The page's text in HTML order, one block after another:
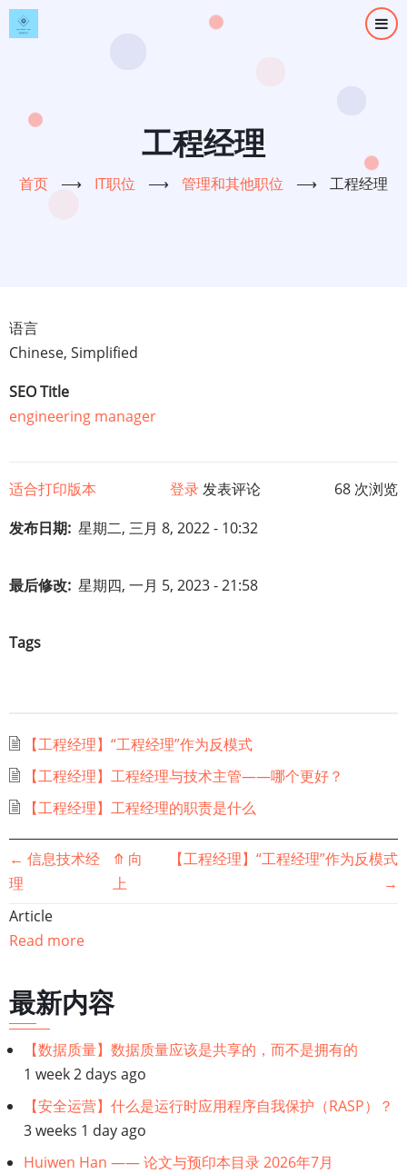
跳
转
工程经理
首页 ⟶ IT职位 ⟶ 管理和其他职位 ⟶ 工程经理
语言
Chinese, Simplified
SEO Title
engineering manager
适合打印版本 登录发表评论
68 次浏览
发布日期 星期二, 三月 8, 2022 - 10:32
最后修改 星期四, 一月 5, 2023 - 21:58
Tags
【工程经理】“工程经理”作为反模式
【工程经理】工程经理与技术主管——哪个更好？
【工程经理】工程经理的职责是什么
书
遍
历
链
接：
工
程
← 信息技术经
理
⤊ 向
上
【工程经理】“工程经理”作为反模式
→
Article
Read more
最新内容
【数据质量】数据质量应该是共享的，而不是拥有的
1 week 2 days ago
【安全运营】什么是运行时应用程序自我保护（RASP）？
3 weeks 1 day ago
Huiwen Han —— 论文与预印本目录 2026年7月